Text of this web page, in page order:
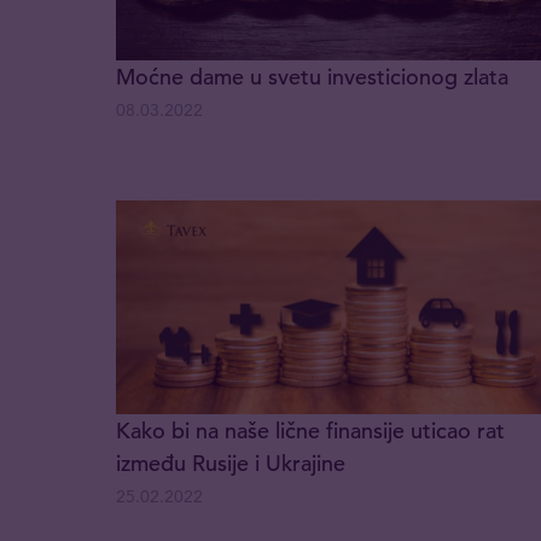
Moćne dame u svetu investicionog zlata
Kako bi na naše lične finansije uticao rat
između Rusije i Ukrajine